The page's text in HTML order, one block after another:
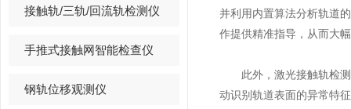
接触轨/三轨/回流轨检测仪
手推式接触网智能检查仪
钢轨位移观测仪
并利用内置算法分析轨道
作提供精准指导，从而大
此外，激光接触轨检测
动识别轨道表面的异常特